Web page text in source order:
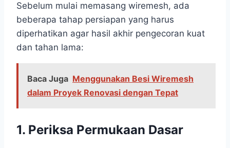
Sebelum mulai memasang wiremesh, ada
beberapa tahap persiapan yang harus
diperhatikan agar hasil akhir pengecoran kuat
dan tahan lama:
Baca Juga Menggunakan Besi Wiremesh
dalam Proyek Renovasi dengan Tepat
1. Periksa Permukaan Dasar